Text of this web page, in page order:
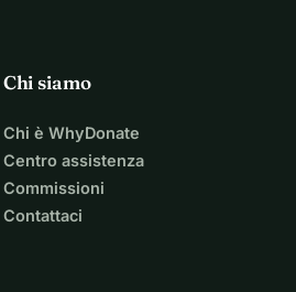
Chi siamo
Chi è WhyDonate
Centro assistenza
Commissioni
Contattaci